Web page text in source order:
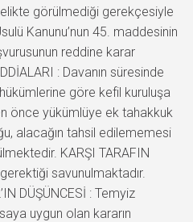
görülmediği gerekçesiyle
Kanunu’nun 45. maddesinin
reddine karar
: Davanın süresinde
göre kefil kuruluşa
önce yükümlüye ek tahakkuk
alacağın tahsil edilememesi
KARŞI TARAFIN
savunulmaktadır.
DÜŞÜNCESİ : Temyiz
uygun olan kararın